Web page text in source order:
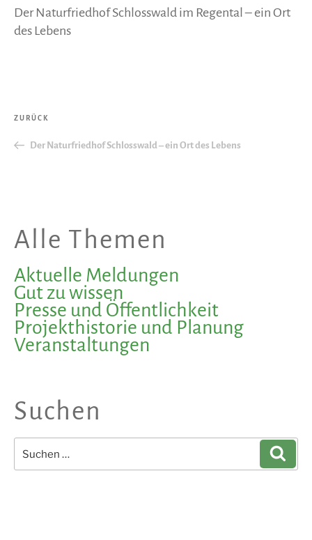
Der Naturfriedhof Schlosswald im Regental – ein Ort
des Lebens
Beitragsnavigation
Vorheriger
ZURÜCK
Der Naturfriedhof Schlosswald – ein Ort des Lebens
Alle Themen
Aktuelle Meldungen
Gut zu wissen
Presse und Öffentlichkeit
Projekthistorie und Planung
Veranstaltungen
Suchen